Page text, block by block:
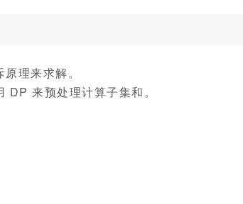
理来求解。
来预处理计算子集和。